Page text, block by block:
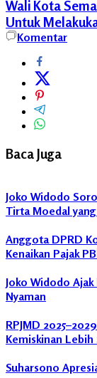
Wali Kota
Untuk
Komentar
Baca Juga
Joko Widodo
Tirta Moedal
Anggota DPRD
Kenaikan Pajak
Joko Widodo
Nyaman
RPJMD
Kemiskinan Lebih
Suharsono